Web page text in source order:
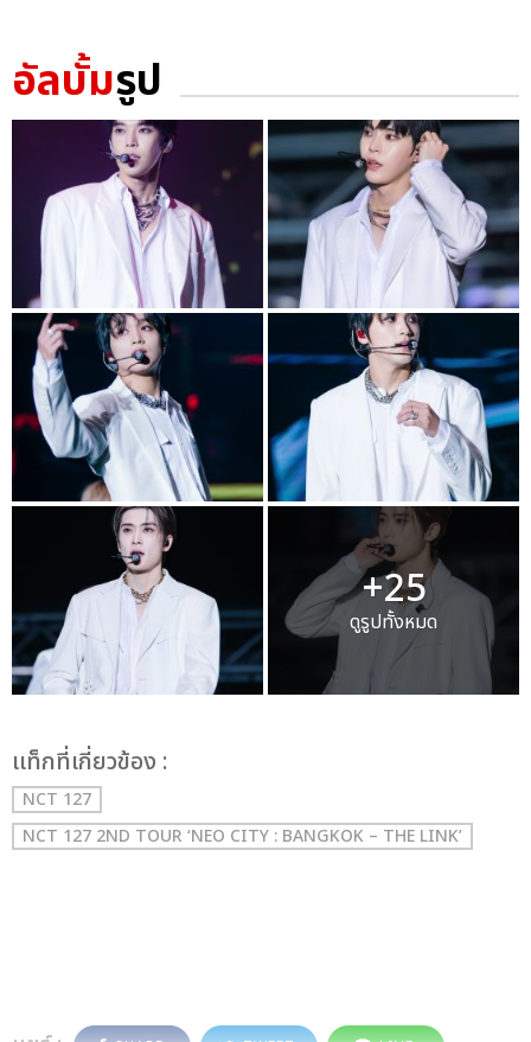
อัลบั้มรูป
+25
ดูรูปทั้งหมด
เเท็กที่เกี่ยวข้อง :
NCT 127
NCT 127 2ND TOUR ‘NEO CITY : BANGKOK – THE LINK’